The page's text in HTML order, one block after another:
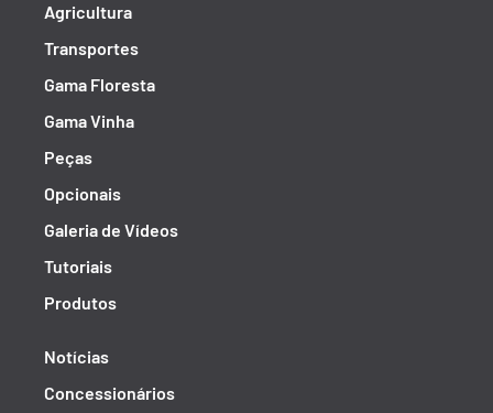
Agricultura
Transportes
Gama Floresta
Gama Vinha
Peças
Opcionais
Galeria de Vídeos
Tutoriais
Produtos
Notícias
Concessionários